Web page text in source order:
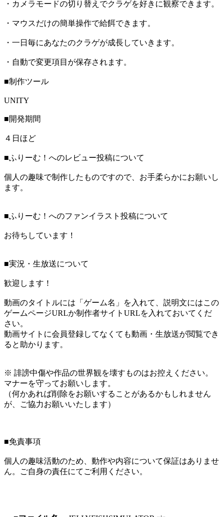
・カメラモードの切り替えでクラゲを好きに観察できます。
・マウスだけの簡単操作で給餌できます。
・一日毎にあなたのクラゲが成長していきます。
・自動で変更項目が保存されます。
■制作ツール
UNITY
■開発期間
４日ほど
■ふりーむ！へのレビュー投稿について
個人の趣味で制作したものですので、お手柔らかにお願いし
ます。
■ふりーむ！へのファンイラスト投稿について
お待ちしています！
■実況・生放送について
歓迎します！
動画のタイトルには「ゲーム名」を入れて、説明文にはこの
ゲームページURLか制作者サイトURLを入れておいてくだ
さい。
動画サイトに会員登録してなくても動画・生放送が閲覧でき
ると助かります。
※ 誹謗中傷や作品の世界観を壊すものはお控えください。
マナーを守ってお願いします。
（何かあれば削除をお願いすることがあるかもしれません
が、ご協力お願いいたします）
■免責事項
個人の趣味活動のため、動作や内容について保証はありませ
ん。ご自身の責任にてご利用ください。